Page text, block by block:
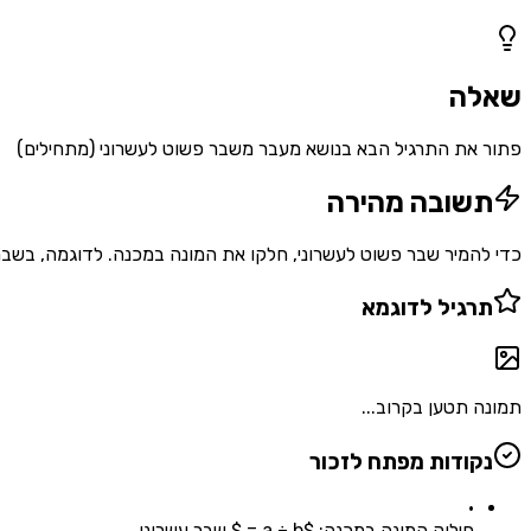
שאלה
פתור את התרגיל הבא בנושא מעבר משבר פשוט לעשרוני (מתחילים)
תשובה מהירה
כדי להמיר שבר פשוט לעשרוני, חלקו את המונה במכנה. לדוגמה, בשבר $7/70$, נחלק 7 ÷ 70 = 0.1. זוהי הדרך הבסיסית ביותר
תרגיל לדוגמא
תמונה תטען בקרוב...
נקודות מפתח לזכור
•